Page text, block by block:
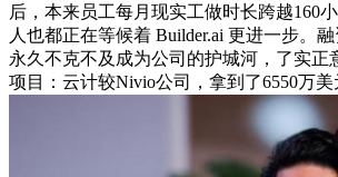
后，本来员工每月现实工做时长跨越160
人也都正在等候着 Builder.ai 更进一步。
永久不克不及成为公司的护城河，了实正
项目：云计较Nivio公司，拿到了6550万美